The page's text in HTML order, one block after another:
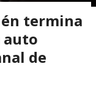
termina
auto
de